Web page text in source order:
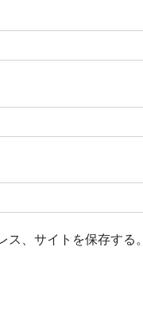
、サイトを保存する。